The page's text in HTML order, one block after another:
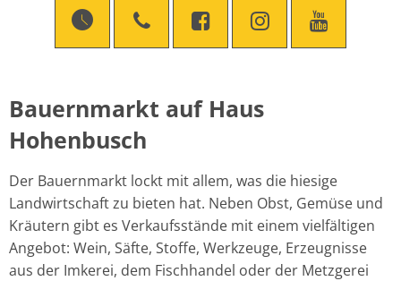
Bauernmarkt
auf
Haus
Hohenbusch
Bauernmarkt auf Haus
Hohenbusch
Der Bauernmarkt lockt mit allem, was die hiesige
Landwirtschaft zu bieten hat. Neben Obst, Gemüse und
Kräutern gibt es Verkaufsstände mit einem vielfältigen
Angebot: Wein, Säfte, Stoffe, Werkzeuge, Erzeugnisse
aus der Imkerei, dem Fischhandel oder der Metzgerei